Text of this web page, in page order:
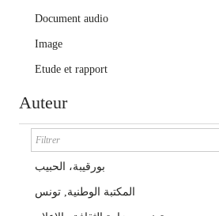
Document audio
Image
Etude et rapport
Auteur
بورقيبة، الحبيب
المكتبة الوطنية, تونس